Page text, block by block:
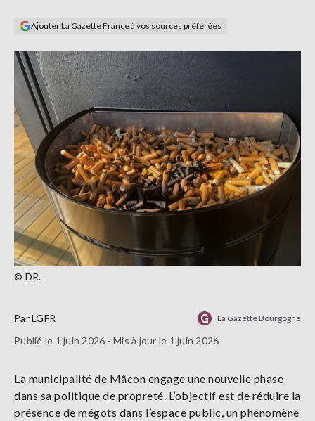
Ajouter La Gazette France à vos sources préférées
© DR.
ParLGFR La Gazette Bourgogne
Publié le 1 juin 2026 - Mis à jour le 1 juin 2026
La municipalité de Mâcon engage une nouvelle phase
dans sa politique de propreté. L’objectif est de réduire la
présence de mégots dans l’espace public, un phénomène